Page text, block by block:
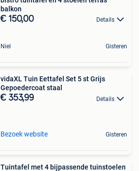
balkon
€ 150,00 Details
Niel Gisteren
vidaXL Tuin Eettafel Set 5 st Grijs
Gepoedercoat staal
€ 353,99 Details
Bezoek website Gisteren
Tuintafel met 4 bijpassende tuinstoelen